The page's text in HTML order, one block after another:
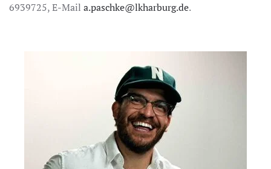
6939725, E-Mail a.paschke@lkharburg.de.